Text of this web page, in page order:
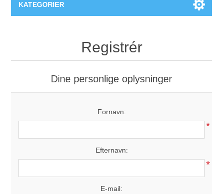
KATEGORIER
Registrér
Dine personlige oplysninger
Fornavn:
*
Efternavn:
*
E-mail: